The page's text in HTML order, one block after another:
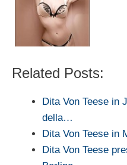
Related Posts:
Dita Von Teese in
della…
Dita Von Teese in
Dita Von Teese